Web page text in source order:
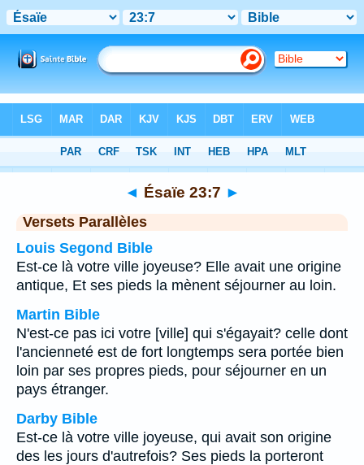
Chapitre 23> Verset 7
◄ Ésaïe 23:7 ►
Versets Parallèles
Louis Segond Bible
Est-ce là votre ville joyeuse? Elle avait une origine
antique, Et ses pieds la mènent séjourner au loin.
Martin Bible
N'est-ce pas ici votre [ville] qui s'égayait? celle dont
l'ancienneté est de fort longtemps sera portée bien
loin par ses propres pieds, pour séjourner en un
pays étranger.
Darby Bible
Est-ce là votre ville joyeuse, qui avait son origine
des les jours d'autrefois? Ses pieds la porteront